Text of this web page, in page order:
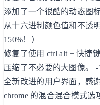
添加了一个很酷的动态图
从十六进制颜色值和不透
150%！）
修复了使用 ctrl alt + 快捷
压缩了不必要的大图像。 -
全新改进的用户界面，感谢
chrome 的混合混合模式选